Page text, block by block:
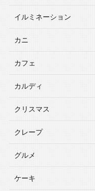
イルミネーション
カニ
カフェ
カルディ
クリスマス
クレープ
グルメ
ケーキ